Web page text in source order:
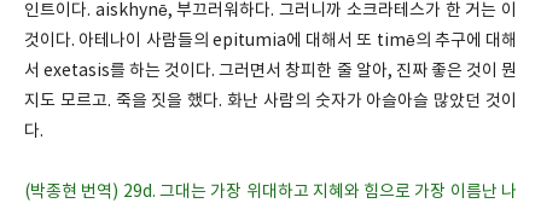
인트이다. aiskhynē, 부끄러워하다. 그러니까 소크라테스가 한 거는 이
것이다. 아테나이 사람들의 epitumia에 대해서 또 timē의 추구에 대해
서 exetasis를 하는 것이다. 그러면서 창피한 줄 알아, 진짜 좋은 것이 뭔
지도 모르고. 죽을 짓을 했다. 화난 사람의 숫자가 아슬아슬 많았던 것이
다.
(박종현 번역) 29d. 그대는 가장 위대하고 지혜와 힘으로 가장 이름난 나